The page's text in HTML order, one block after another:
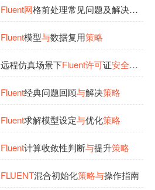
Fluent网格前处理常见问题及解决策
Fluent模型与数据复用策略
远程仿真场景下Fluent许可证安全使用
Fluent经典问题回顾与解决策略
Fluent求解模型设定与优化策略
Fluent计算收敛性判断与提升策略
FLUENT混合初始化策略与操作指南